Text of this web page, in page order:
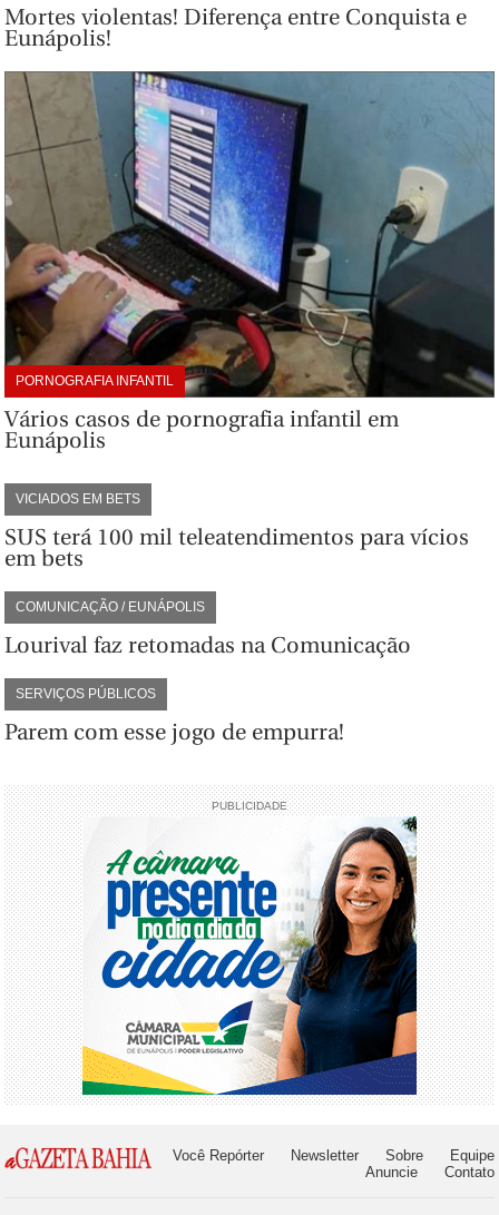
Mortes violentas! Diferença entre Conquista e
Eunápolis!
PORNOGRAFIA INFANTIL
Vários casos de pornografia infantil em
Eunápolis
VICIADOS EM BETS
SUS terá 100 mil teleatendimentos para vícios
em bets
COMUNICAÇÃO / EUNÁPOLIS
Lourival faz retomadas na Comunicação
SERVIÇOS PÚBLICOS
Parem com esse jogo de empurra!
PUBLICIDADE
Você Repórter Newsletter Sobre
Equipe
Anuncie
Contato